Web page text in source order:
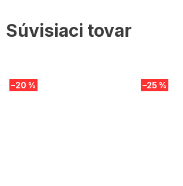
Súvisiaci tovar
–20 % –25 %